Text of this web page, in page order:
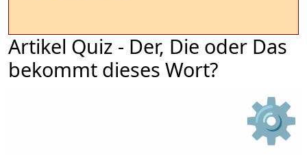
Artikel Quiz - Der, Die oder Das
bekommt dieses Wort?
⚙